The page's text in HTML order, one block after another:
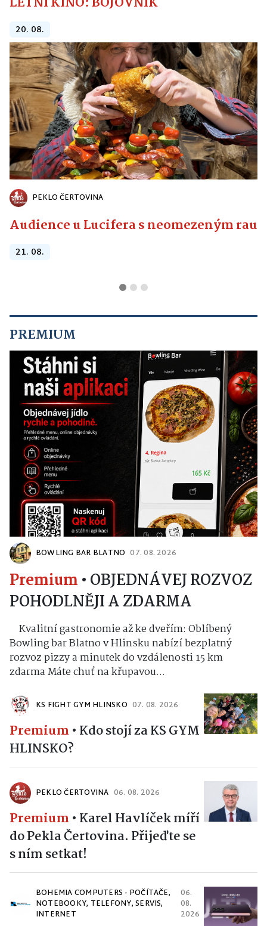
20. 08.
PEKLO ČERTOVINA
Audience u Lucifera s neomezeným
21. 08.
PREMIUM
BOWLING BAR BLATNO 07. 08. 2026
Premium • OBJEDNÁVEJ ROZVOZ
POHODLNĚJI A ZDARMA
Kvalitní gastronomie až ke dveřím: Oblíbený
Bowling bar Blatno v Hlinsku nabízí bezplatný
rozvoz pizzy a minutek do vzdálenosti 15 km
zdarma Máte chuť na křupavou...
KS FIGHT GYM HLINSKO 07. 08. 2026
Premium • Kdo stojí za KS GYM
HLINSKO?
PEKLO ČERTOVINA 06. 08. 2026
Premium • Karel Havlíček míří
do Pekla Čertovina. Přijeďte se
s ním setkat!
BOHEMIA COMPUTERS - POČÍTAČE,
NOTEBOOKY, TELEFONY, SERVIS,
INTERNET
06.
08.
2026